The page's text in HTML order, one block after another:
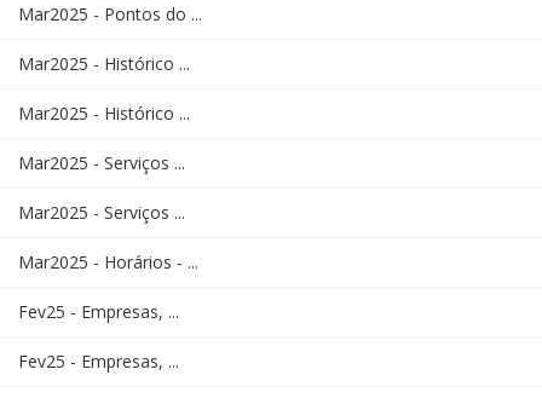
Mar2025 - Pontos do ...
Mar2025 - Histórico ...
Mar2025 - Histórico ...
Mar2025 - Serviços ...
Mar2025 - Serviços ...
Mar2025 - Horários - ...
Fev25 - Empresas, ...
Fev25 - Empresas, ...